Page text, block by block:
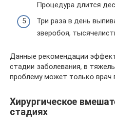
Процедура длится
Три раза в день
зверобоя,
Данные рекомендации
стадии заболевания, в
проблему может только врач
Хирургическое
стадиях